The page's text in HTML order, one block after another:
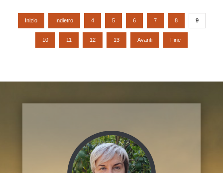
Inizio Indietro 4 5 6 7 8 9
10 11 12 13 Avanti Fine